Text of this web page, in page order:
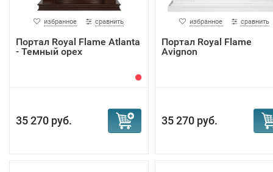
избранное сравнить
Портал Royal Flame Atlanta
- Темный орех
35 270 руб.
избранное сравнить
Портал Royal Flame
Avignon
35 270 руб.